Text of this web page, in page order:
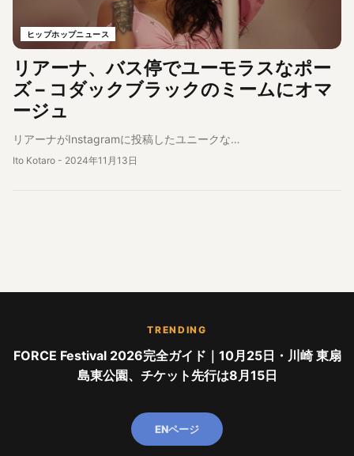
ヒップホップニュース
リアーナ、バス停でユーモラスなポー
ズ – コダックブラックのミームにオマ
ージュ
リアーナがInstagramに投稿したユニークな…
Ito Kotaro - 2024年11月13日
TRENDING
FORCE Festival 2026完全ガイド｜10月25日・川崎 東扇
島東公園、チケット先行は8月15日
ENページ